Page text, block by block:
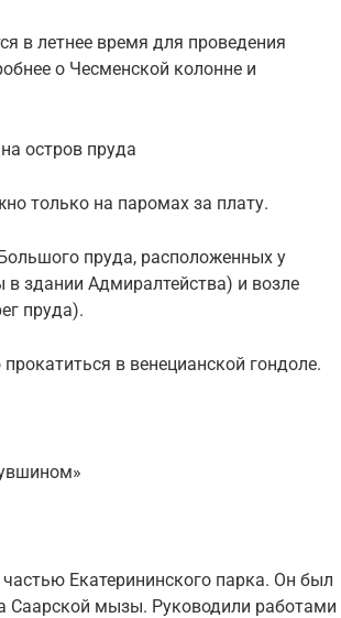
в летнее время для проведения
о Чесменской колонне и
остров пруда
только на паромах за плату.
пруда, расположенных у
в здании Адмиралтейства) и возле
пруда).
в венецианской гондоле.
Екатерининского парка. Он был
Саарской мызы. Руководили работами